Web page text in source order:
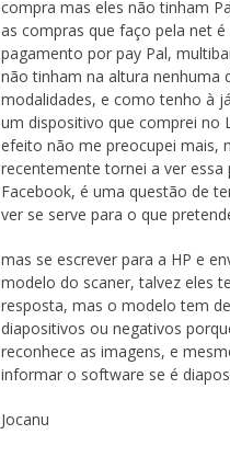
compra mas eles não tinham
as compras que faço pela net
pagamento por pay Pal,
não tinham na altura nenhuma
modalidades, e como tenho à
um dispositivo que comprei no
efeito não me preocupei mais,
recentemente tornei a ver essa
Facebook, é uma questão de
ver se serve para o que
mas se escrever para a HP e
modelo do scaner, talvez eles
resposta, mas o modelo tem
diapositivos ou negativos
reconhece as imagens, e
informar o software se é
Jocanu